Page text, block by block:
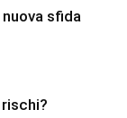
sfida